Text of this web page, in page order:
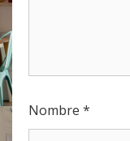
Nombre *